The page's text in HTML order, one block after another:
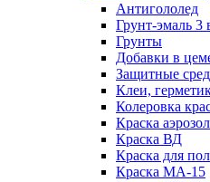
Антигололед
Грунт-эмаль 3
Грунты
Добавки в
Защитные
Клеи,
Колеровка
Краска
Краска ВД
Краска для
Краска МА-15